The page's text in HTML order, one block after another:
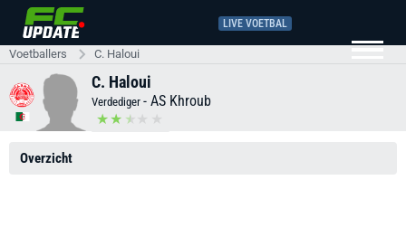
LIVE VOETBAL
Voetballers C. Haloui
C. Haloui
Verdediger - AS Khroub
Overzicht